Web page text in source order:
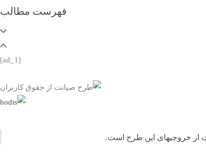
فهرست مطالب
[ad_1]
از خروجیهای این طرح است.